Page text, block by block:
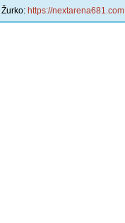
https://nextarena681.com